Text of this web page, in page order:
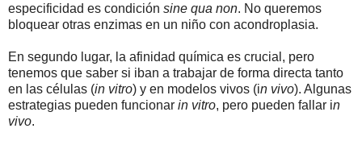
especificidad es condición sine qua non. No queremos
bloquear otras enzimas en un niño con acondroplasia.
En segundo lugar, la afinidad química es crucial, pero
tenemos que saber si iban a trabajar de forma directa tanto
en las células (in vitro) y en modelos vivos (in vivo). Algunas
estrategias pueden funcionar in vitro, pero pueden fallar in
vivo.